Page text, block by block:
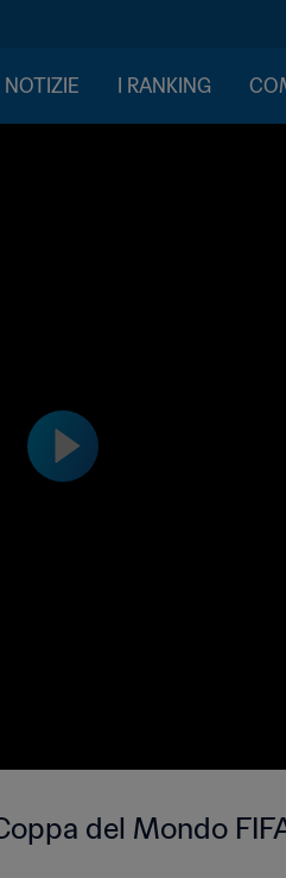
NOTIZIE I RANKING
del Mondo